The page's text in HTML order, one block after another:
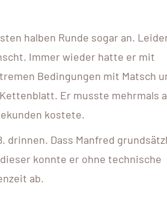
halben Runde sogar an.
Immer wieder hatte er mit
Bedingungen mit Matsch
Er musste mehrmals
kostete.
drinnen. Dass Manfred
konnte er ohne technische
ab.